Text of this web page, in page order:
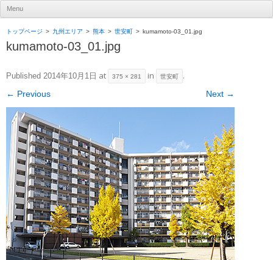
UR賃貸住宅ナビ
Menu
トップページ 九州エリア 熊本 世安町 kumamoto-03_01.jpg
kumamoto-03_01.jpg
Published 2014年10月1日 at 375 × 281 in 世安町 .
← Previous Next →